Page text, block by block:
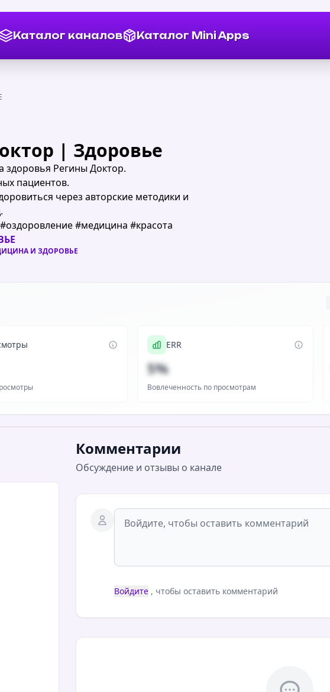
Каталог каналов Каталог Mini Apps
| Здоровье
Регины Доктор.
пациентов.
через авторские методики и
#медицина #красота
И ЗДОРОВЬЕ
ERR
5%
Вовлеченность по просмотрам
Комментарии
Обсуждение и отзывы о канале
Войдите, чтобы оставить комментарий